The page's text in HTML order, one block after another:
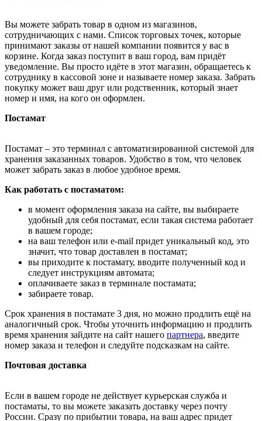
Вы можете забрать товар в одном из магазинов,
сотрудничающих с нами. Список торговых точек, которые
принимают заказы от нашей компании появится у вас в
корзине. Когда заказ поступит в ваш город, вам придёт
уведомление. Вы просто идёте в этот магазин, обращаетесь к
сотруднику в кассовой зоне и называете номер заказа. Забрать
покупку может ваш друг или родственник, который знает
номер и имя, на кого он оформлен.
Постамат
Постамат – это терминал с автоматизированной системой для
хранения заказанных товаров. Удобство в том, что человек
может забрать заказ в любое удобное время.
Как работать с постаматом:
в момент оформления заказа на сайте, вы выбираете
удобный для себя постамат, если такая система работает
в вашем городе;
на ваш телефон или e-mail придет уникальный код, это
значит, что товар доставлен в постамат;
вы приходите к постамату, вводите полученный код и
следует инструкциям автомата;
оплачиваете заказ в терминале постамата;
забираете товар.
Срок хранения в постамате 3 дня, но можно продлить ещё на
аналогичный срок. Чтобы уточнить информацию и продлить
время хранения зайдите на сайт нашего партнера, введите
номер заказа и телефон и следуйте подсказкам на сайте.
Почтовая доставка
Если в вашем городе не действует курьерская служба и
постаматы, то вы можете заказать доставку через почту
России. Сразу по прибытии товара, на ваш адрес придет